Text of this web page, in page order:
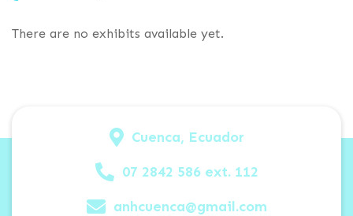
There are no exhibits available yet.
Cuenca, Ecuador
07 2842 586 ext. 112
anhcuenca@gmail.com